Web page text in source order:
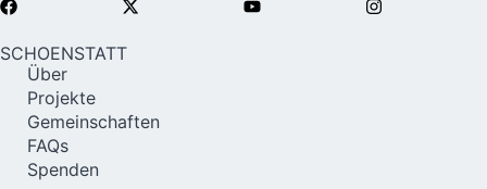
SCHOENSTATT
Über
Projekte
Gemeinschaften
FAQs
Spenden